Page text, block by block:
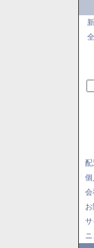
イ
配
個
会
サ